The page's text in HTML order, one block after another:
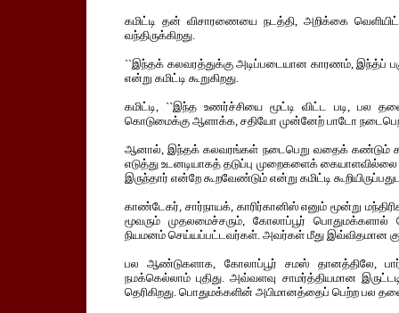
கமிட்டி தன் விசாரணையை நடத்தி, அறிக்கை
வந்திருக்கிறது.
``இந்தக் கலவரத்துக்கு அடிப்படையான காரணம், இந்த்ப்
என்று கமிட்டி கூறுகிறது.
கமிட்டி, ``இந்த உணர்ச்சியை மூட்டி விட்ட படி, பல
கொடுமைக்கு ஆளாக்க, சதியோ முன்னேற் பாடோ
ஆனால், இந்தக் கலவரங்கள் நடைபெறு வதைக் கண்டும்
எடுத்து உடனடியாகத் தடுப்பு முறைகளைக்
இருந்தார் என்றே கூறவேண்டும் என்று கமிட்டி
காண்டேகர், சார்நாயக், காரிர்கானிஸ் எனும் மூன்று
மூவரும் முதலமைச்சரும், கோலாப்பூர்
நியமனம் செய்யப்பட்டவர்கள். அவர்கள் மீது இவ்விதமான
பல ஆண்டுகளாக, கோலாப்பூர் சமஸ் தானத்திலே,
நமக்கெல்லாம் புதிது. அவ்வளவு சாமர்த்தியமான
தெரிகிறது. பொதுமக்களின் அபிமானத்தைப் பெற்ற பல